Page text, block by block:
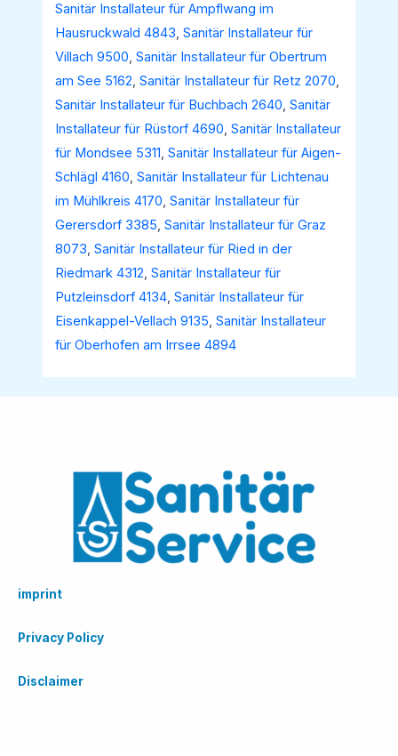
Sanitär Installateur für Ampflwang im
Hausruckwald 4843,Sanitär Installateur für
Villach 9500,Sanitär Installateur für Obertrum
am See 5162,Sanitär Installateur für Retz 2070,
Sanitär Installateur für Buchbach 2640,Sanitär
Installateur für Rüstorf 4690,Sanitär Installateur
für Mondsee 5311,Sanitär Installateur für Aigen-
Schlägl 4160,Sanitär Installateur für Lichtenau
im Mühlkreis 4170,Sanitär Installateur für
Gerersdorf 3385,Sanitär Installateur für Graz
8073,Sanitär Installateur für Ried in der
Riedmark 4312,Sanitär Installateur für
Putzleinsdorf 4134,Sanitär Installateur für
Eisenkappel-Vellach 9135,Sanitär Installateur
für Oberhofen am Irrsee 4894
imprint
Privacy Policy
Disclaimer